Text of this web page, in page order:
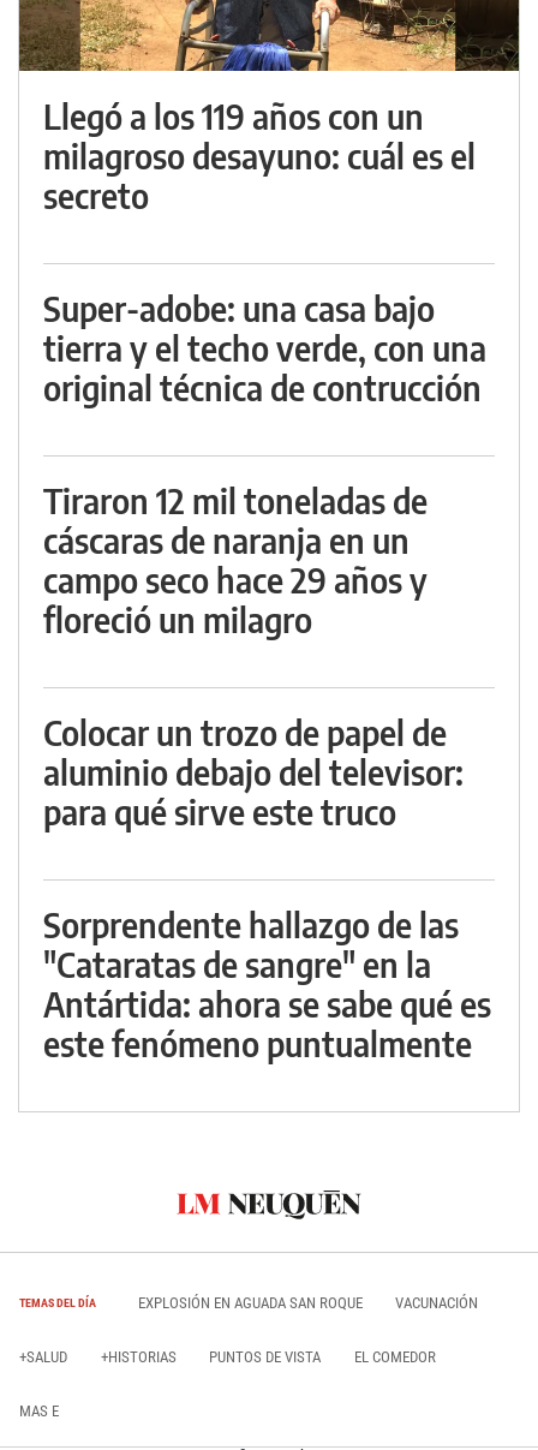
Llegó a los 119 años con un
milagroso desayuno: cuál es el
secreto
Super-adobe: una casa bajo
tierra y el techo verde, con una
original técnica de contrucción
Tiraron 12 mil toneladas de
cáscaras de naranja en un
campo seco hace 29 años y
floreció un milagro
Colocar un trozo de papel de
aluminio debajo del televisor:
para qué sirve este truco
Sorprendente hallazgo de las
"Cataratas de sangre" en la
Antártida: ahora se sabe qué es
este fenómeno puntualmente
TEMAS DEL DÍA EXPLOSIÓN EN AGUADA SAN ROQUE VACUNACIÓN
+SALUD +HISTORIAS PUNTOS DE VISTA EL COMEDOR
MAS E